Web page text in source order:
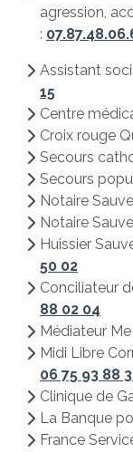
agression,
:
Assistant
15
Centre
Croix rouge
Secours
Secours
Notaire
Notaire
Huissier
50 02
Conciliateur
88 02 04
Médiateur
Midi Libre
06 75 93 88
Clinique de
La Banque
France